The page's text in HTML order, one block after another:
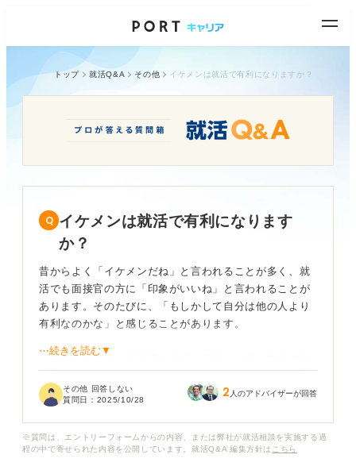
トップ 就活Q&A その他 イケメンは就活で有利になりますか？
イケメンは就活で有利になります
か？
昔からよく「イケメンだね」と言われることが多く、就
活でも面接官の方に「印象がいいね」と言われることが
あります。そのたびに、「もしかして自分は他の人より
有利なのかな」と感じることがあります。
一方で、外見ばかり評価されている気がして、本当に自
ともあります。このままでは軽い人間だと思われたり、
実際のところ、見た目が良いことは就活においてプラス
⋯続きを読む▼
その他 回答しない
質問日： 2025/10/28 2 人のアドバイザーが回答
※質問は、エントリーフォームからの内容、または弊社が就活相談を実施する過
程の中で寄せられた内容を公開しています。就活Q&A 編集方針は こちら